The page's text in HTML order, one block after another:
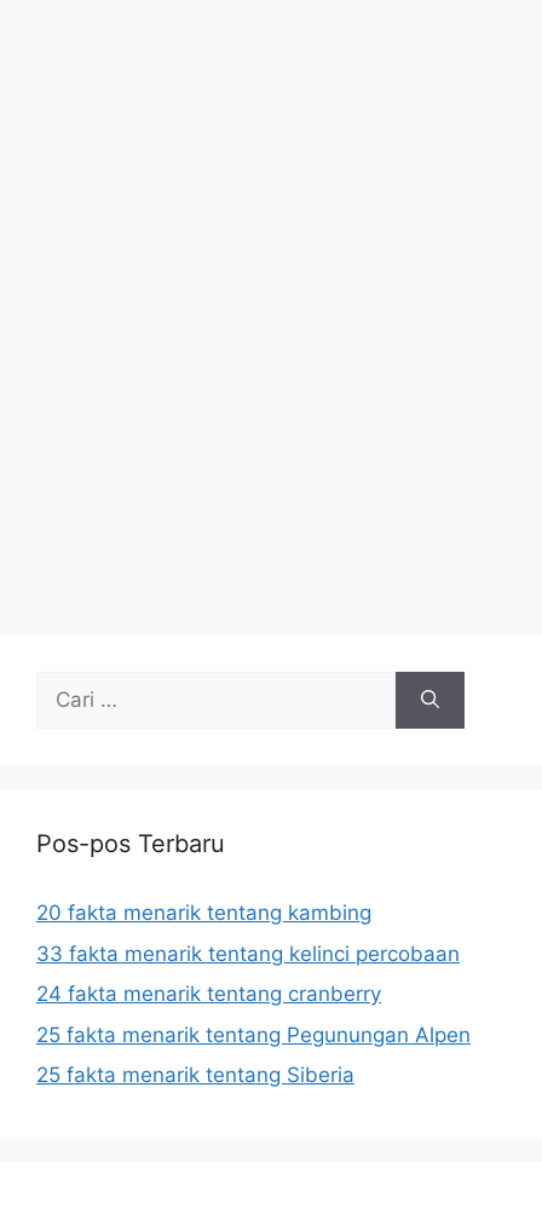
Cari
Pos-pos Terbaru
20 fakta menarik tentang kambing
33 fakta menarik tentang kelinci percobaan
24 fakta menarik tentang cranberry
25 fakta menarik tentang Pegunungan Alpen
25 fakta menarik tentang Siberia